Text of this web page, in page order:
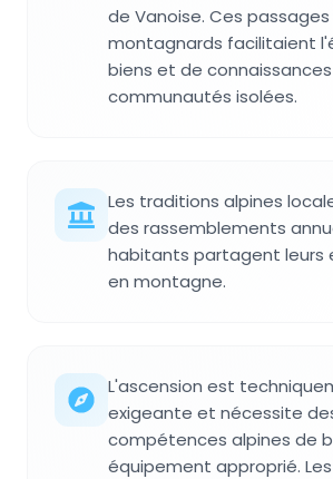
de Vanoise. Ces passages
montagnards facilitaient
biens et de
communautés isolées.
Les traditions alpines
des rassemblements
habitants partagent leurs
en montagne.
L'ascension est
exigeante et nécessite
compétences alpines de
équipement approprié.